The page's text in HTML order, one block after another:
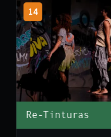
14
Re-Tinturas